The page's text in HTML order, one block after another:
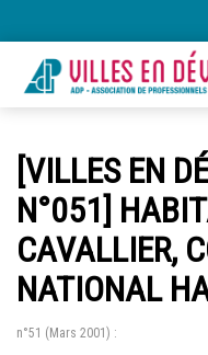
contact@villes-
Accueil
L’association
Qui sommes-nous ?
Présentation vidéo
[VILLES EN
N°051]
CAVALLIER,
NATIONAL
n°51 (Mars 2001) :